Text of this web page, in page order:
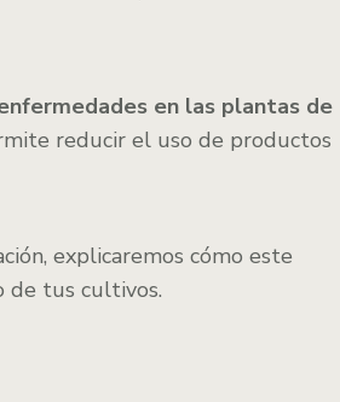
en las plantas de
reducir el uso de productos
explicaremos cómo este
de tus cultivos.